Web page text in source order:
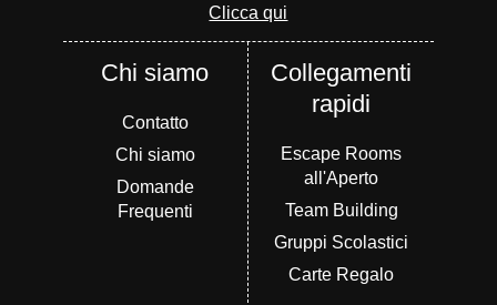
Clicca qui
Chi siamo
Contatto
Chi siamo
Domande
Frequenti
Collegamenti
rapidi
Escape Rooms
all'Aperto
Team Building
Gruppi Scolastici
Carte Regalo